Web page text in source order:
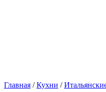
Главная /Кухни /